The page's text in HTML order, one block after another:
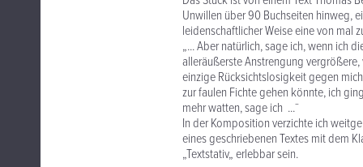
Unwillen über 90 Buchseiten hinweg,
leidenschaftlicher Weise eine von mal
„... Aber natürlich, sage ich, wenn ich
alleräußerste Anstrengung
einzige Rücksichtslosigkeit gegen
zur faulen Fichte gehen könnte, ich
mehr watten, sage ich ...¯
In der Komposition verzichte ich
eines geschriebenen Textes mit dem
„Textstativ„ erlebbar sein.